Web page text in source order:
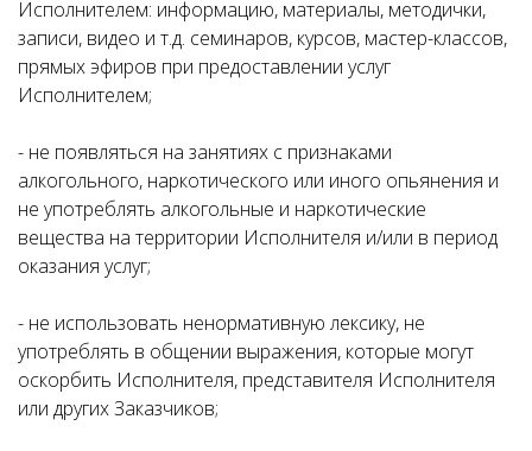
Исполнителем: информацию, материалы, методички,
записи, видео и т.д. семинаров, курсов, мастер-классов,
прямых эфиров при предоставлении услуг
Исполнителем;
- не появляться на занятиях с признаками
алкогольного, наркотического или иного опьянения и
не употреблять алкогольные и наркотические
вещества на территории Исполнителя и/или в период
оказания услуг;
- не использовать ненормативную лексику, не
употреблять в общении выражения, которые могут
оскорбить Исполнителя, представителя Исполнителя
или других Заказчиков;